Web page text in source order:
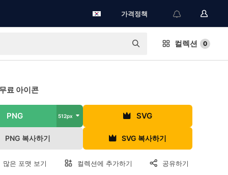
가격정책
컬렉션 0
료 아이콘
PNG 512px SVG
PNG 복사하기 SVG 복사하기
많은 포맷 보기 컬렉션에 추가하기 공유하기